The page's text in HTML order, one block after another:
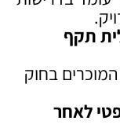
תקף
בחוק
לאחר